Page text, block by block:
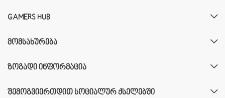
GAMERS HUB
ᲛᲝᲛᲡᲐᲮᲣᲠᲔᲑᲐ
ᲖᲝᲒᲐᲓᲘ ᲘᲜᲤᲝᲠᲛᲐᲪᲘᲐ
ᲨᲔᲛᲝᲒᲕᲘᲔᲠᲗᲓᲘᲗ ᲡᲝᲪᲘᲐᲚᲣᲠ ᲥᲡᲔᲚᲔᲑᲨᲘ